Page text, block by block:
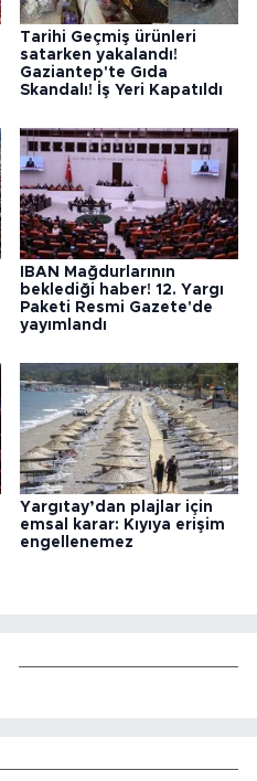
Tarihi Geçmiş ürünleri
satarken yakalandı!
Gaziantep'te Gıda
Skandalı! İş Yeri Kapatıldı
IBAN Mağdurlarının
beklediği haber! 12. Yargı
Paketi Resmi Gazete'de
yayımlandı
Yargıtay’dan plajlar için
emsal karar: Kıyıya erişim
engellenemez